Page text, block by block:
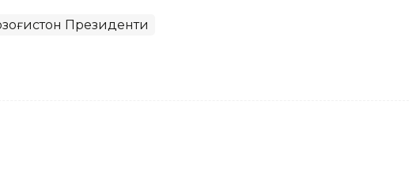
Президенти